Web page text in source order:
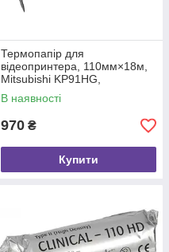
Термопапір для
відеопринтера, 110мм×18м,
Mitsubishi KP91HG,
глянцевий, 1 шт.
В наявності
970 ₴
Купити